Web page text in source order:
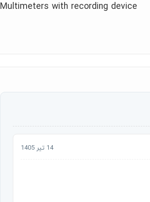
Multimeters with recording device
14 تیر 1405